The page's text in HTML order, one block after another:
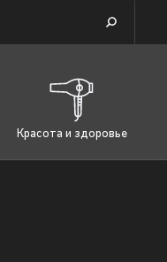
Красота и здоровье